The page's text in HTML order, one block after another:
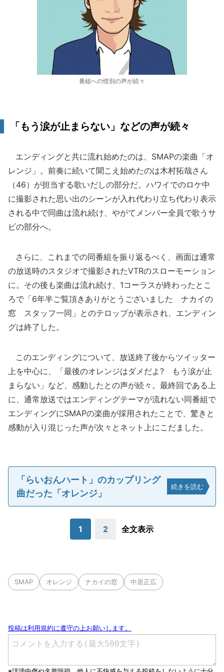
番組への惜別の声が続々
「もう涙が止まらない」などの声が続々
エンディングと共に流れ始めたのは、SMAPの楽曲「オ
レンジ」。前奏に続いて聞こえ始めたのは木村拓哉さん
（46）が担当する歌いだしの部分だ。ハワイでのロケ中
に撮影された思い出のシーンが入れ代わり立ち代わり表示
される中で同曲は流れ続け、やがてメンバー全員で歌うサ
ビの部分へ。
さらに、これまでの同番組を振り返るべく、画面は通常
の放送時のスタジオで撮影されたVTRのスローモーション
に。その後も楽曲は流れ続け、1コーラスが終わったとこ
ろで「6年半ご覧頂きありがとうございました ナカイの
窓 スタッフ一同」とのテロップが表示され、エンディン
グは終了した。
このエンディングについて、放送終了後からツイッター
上を中心に、「最後のオレンジはダメだよ? もう涙が止
まらない」など、感動したとの声が続々。最終回である上
に、通常放送ではエンディングテーマが流れない同番組で
エンディングにSMAPの楽曲が採用されたことで、驚きと
感動が入り混じった声が次々とネット上にこだました。
「らいおんハート」のカップリング
曲だった「オレンジ」
続きを読む
1 2 全文表示
SMAP オレンジ ナカイの窓 中居正広